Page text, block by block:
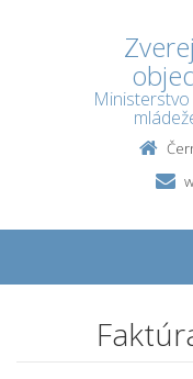
Ministerstvo